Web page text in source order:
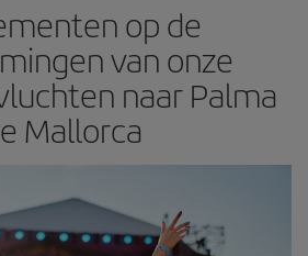
op de
van onze
naar Palma
Mallorca